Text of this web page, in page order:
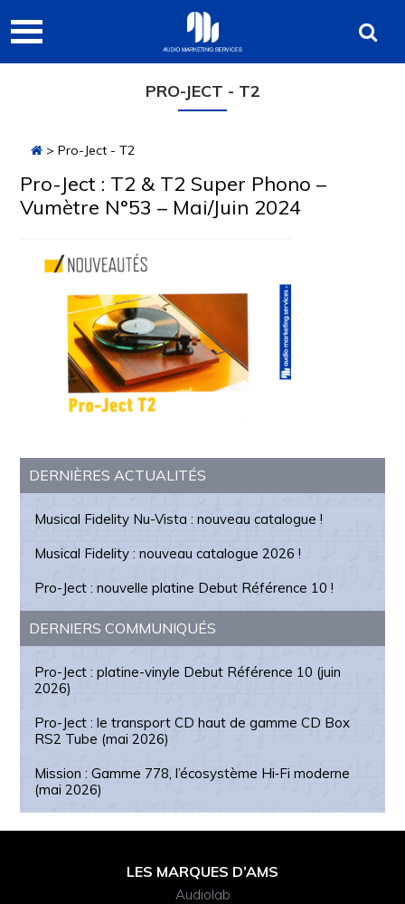
la
au
contenu
la
Audio
Marketing
Services
PRO-JECT - T2
> Pro-Ject - T2
Pro-Ject : T2 & T2 Super Phono –
Vumètre N°53 – Mai/Juin 2024
Barre
latérale
principale
DERNIÈRES ACTUALITÉS
Musical Fidelity Nu-Vista : nouveau catalogue !
Musical Fidelity : nouveau catalogue 2026 !
Pro-Ject : nouvelle platine Debut Référence 10 !
DERNIERS COMMUNIQUÉS
Pro-Ject : platine-vinyle Debut Référence 10 (juin
2026)
Pro-Ject : le transport CD haut de gamme CD Box
RS2 Tube (mai 2026)
Mission : Gamme 778, l’écosystème Hi‑Fi moderne
(mai 2026)
LES MARQUES D’AMS
Audiolab